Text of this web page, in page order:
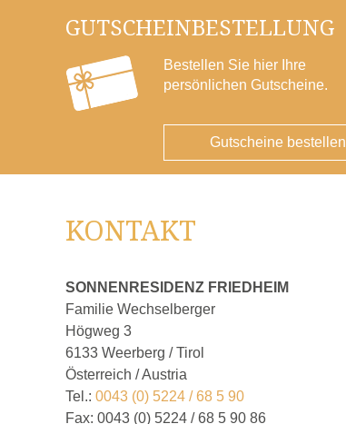
GUTSCHEINBESTELLUNG
Bestellen Sie hier Ihre
persönlichen Gutscheine.
Gutscheine bestellen
KONTAKT
SONNENRESIDENZ FRIEDHEIM
Familie Wechselberger
Högweg 3
6133 Weerberg / Tirol
Österreich / Austria
Tel.: 0043 (0) 5224 / 68 5 90
Fax: 0043 (0) 5224 / 68 5 90 86